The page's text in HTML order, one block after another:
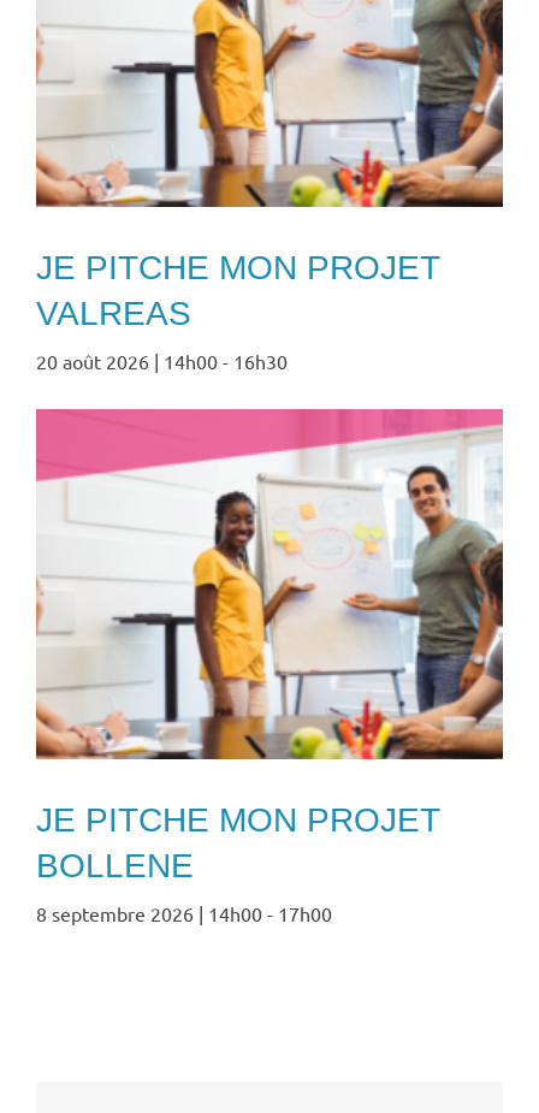
JE PITCHE MON PROJET
VALREAS
20 août 2026 | 14h00 - 16h30
JE PITCHE MON PROJET
BOLLENE
8 septembre 2026 | 14h00 - 17h00